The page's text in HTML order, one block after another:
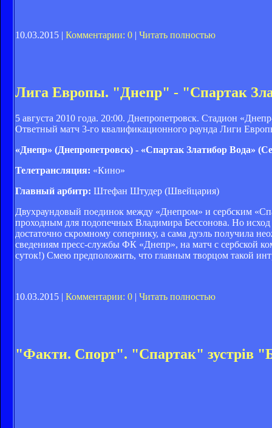
10.03.2015 | Комментарии: 0 | Читать полностью
Лига Европы. "Днепр" - "Спартак
5 августа 2010 года. 20:00. Днепропетровск. Стадион
Ответный матч 3-го квалификационного раунда Лиги
«Днепр» (Днепропетровск) - «Спартак Златибор Вода»
Телетрансляция: «Кино»
Главный арбитр: Штефан Штудер (Швейцария)
Двухраундовый поединок между «Днепром» и сербским
проходным для подопечных Владимира Бессонова. Но
достаточно скромному сопернику, а сама дуэль получила
сведениям пресс-службы ФК «Днепр», на матч с сербской
суток!) Смею предположить, что главным творцом такой
10.03.2015 | Комментарии: 0 | Читать полностью
"Факти. Спорт". "Спартак" зустрів